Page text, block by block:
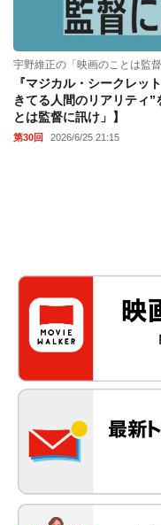
宇野維正の「映画のことは監督
『マジカル・シークレッ
きてる人間のリアリティ
とは監督に訊け」】
第30回 2026/6/25 21:15